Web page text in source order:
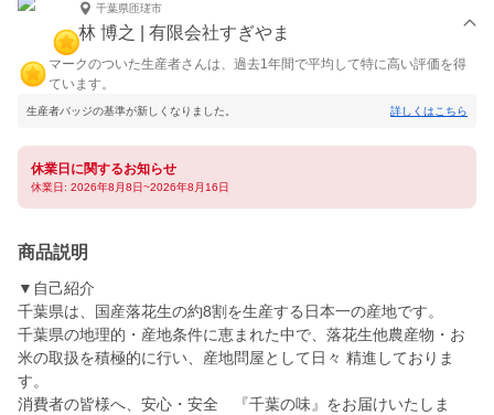
千葉県匝瑳市
林 博之 | 有限会社すぎやま
マークのついた生産者さんは、過去1年間で平均して特に高い評価を得
ています。
生産者バッジの基準が新しくなりました。 詳しくはこちら
休業日に関するお知らせ
休業日: 2026年8月8日~2026年8月16日
商品説明
▼自己紹介
千葉県は、国産落花生の約8割を生産する日本一の産地です。
千葉県の地理的・産地条件に恵まれた中で、落花生他農産物・お
米の取扱を積極的に行い、産地問屋として日々 精進しておりま
す。
消費者の皆様へ、安心・安全 『千葉の味』をお届けいたしま